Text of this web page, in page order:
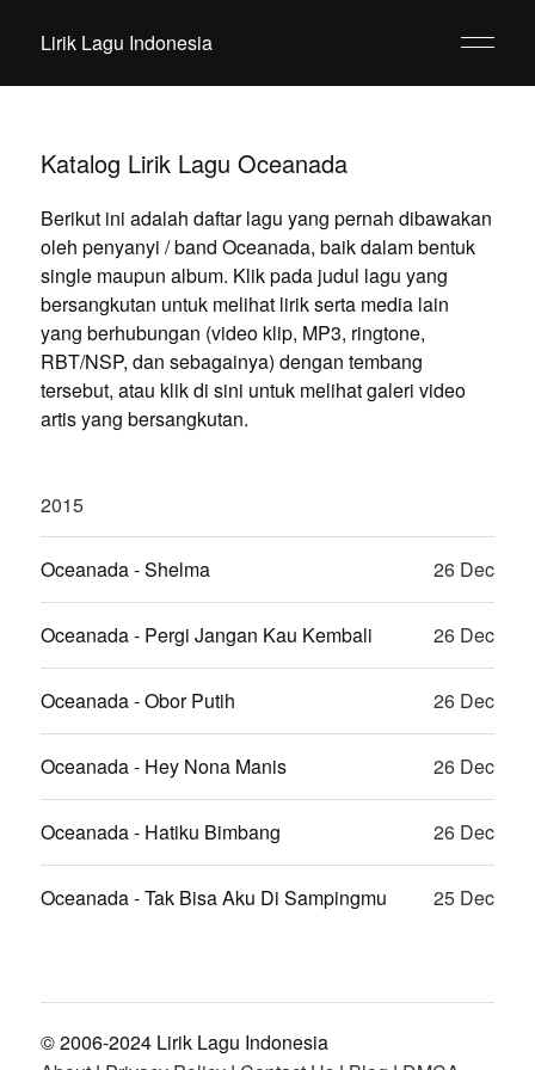
Lirik Lagu Indonesia
Katalog Lirik Lagu Oceanada
Berikut ini adalah daftar lagu yang pernah dibawakan
oleh penyanyi / band Oceanada, baik dalam bentuk
single maupun album. Klik pada judul lagu yang
bersangkutan untuk melihat lirik serta media lain
yang berhubungan (video klip, MP3, ringtone,
RBT/NSP, dan sebagainya) dengan tembang
tersebut, atau klik di sini untuk melihat galeri video
artis yang bersangkutan.
2015
Oceanada - Shelma 26 Dec
Oceanada - Pergi Jangan Kau Kembali 26 Dec
Oceanada - Obor Putih 26 Dec
Oceanada - Hey Nona Manis 26 Dec
Oceanada - Hatiku Bimbang 26 Dec
Oceanada - Tak Bisa Aku Di Sampingmu 25 Dec
© 2006-2024 Lirik Lagu Indonesia